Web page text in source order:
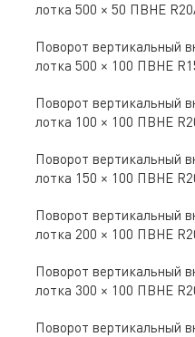
лотка 500 × 50 ПВНЕ
Поворот вертикальный
лотка 500 × 100 ПВНЕ
Поворот вертикальный
лотка 100 × 100 ПВНЕ
Поворот вертикальный
лотка 150 × 100 ПВНЕ
Поворот вертикальный
лотка 200 × 100 ПВНЕ
Поворот вертикальный
лотка 300 × 100 ПВНЕ
Поворот вертикальный